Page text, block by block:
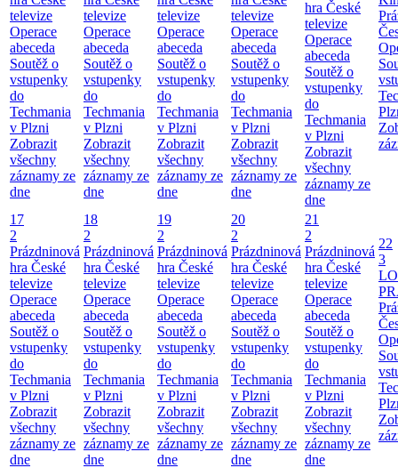
televize
Operace
abeceda
Soutěž o
vstupenky
do
Techmania
v Plzni
Zobrazit
všechny
záznamy ze
dne
televize
Operace
abeceda
Soutěž o
vstupenky
do
Techmania
v Plzni
Zobrazit
všechny
záznamy ze
dne
televize
Operace
abeceda
Soutěž o
vstupenky
do
Techmania
v Plzni
Zobrazit
všechny
záznamy ze
dne
televize
Operace
abeceda
Soutěž o
vstupenky
do
Techmania
v Plzni
Zobrazit
všechny
záznamy ze
dne
hra České
televize
Operace
abeceda
Soutěž o
vstupenky
do
Techmania
v Plzni
Zobrazit
všechny
záznamy ze
dne
17
2
Prázdninová
hra České
televize
Operace
abeceda
Soutěž o
vstupenky
do
Techmania
v Plzni
Zobrazit
všechny
záznamy ze
dne
18
2
Prázdninová
hra České
televize
Operace
abeceda
Soutěž o
vstupenky
do
Techmania
v Plzni
Zobrazit
všechny
záznamy ze
dne
19
2
Prázdninová
hra České
televize
Operace
abeceda
Soutěž o
vstupenky
do
Techmania
v Plzni
Zobrazit
všechny
záznamy ze
dne
20
2
Prázdninová
hra České
televize
Operace
abeceda
Soutěž o
vstupenky
do
Techmania
v Plzni
Zobrazit
všechny
záznamy ze
dne
21
2
Prázdninová
hra České
televize
Operace
abeceda
Soutěž o
vstupenky
do
Techmania
v Plzni
Zobrazit
všechny
záznamy ze
dne
22
3